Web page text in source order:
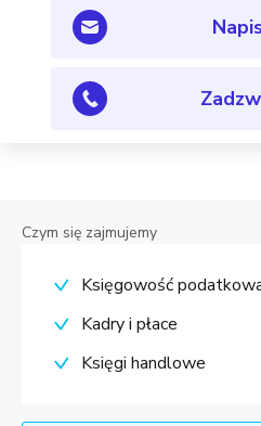
Czym się zajmujemy
Księgowość
Kadry i płace
Księgi handlowe